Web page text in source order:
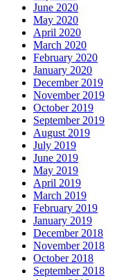
June 2020
May 2020
April 2020
March 2020
February 2020
January 2020
December 2019
November 2019
October 2019
September 2019
August 2019
July 2019
June 2019
May 2019
April 2019
March 2019
February 2019
January 2019
December 2018
November 2018
October 2018
September 2018